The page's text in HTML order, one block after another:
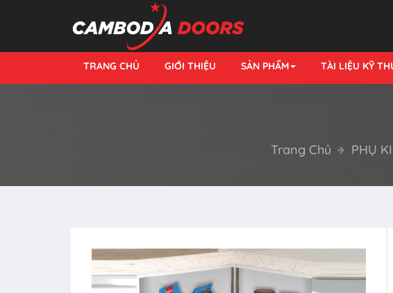
TRANG CHỦ GIỚI THIỆU SẢN PHẨM TÀI LIỆU KỸ
Trang Chủ PHỤ